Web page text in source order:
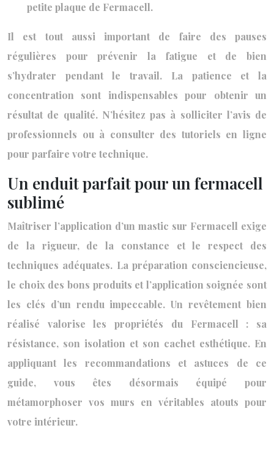
petite plaque de Fermacell.
Il est tout aussi important de faire des pauses
régulières pour prévenir la fatigue et de bien
s’hydrater pendant le travail. La patience et la
concentration sont indispensables pour obtenir un
résultat de qualité. N’hésitez pas à solliciter l’avis de
professionnels ou à consulter des tutoriels en ligne
pour parfaire votre technique.
Un enduit parfait pour un fermacell
sublimé
Maîtriser l’application d’un mastic sur Fermacell exige
de la rigueur, de la constance et le respect des
techniques adéquates. La préparation consciencieuse,
le choix des bons produits et l’application soignée sont
les clés d’un rendu impeccable. Un revêtement bien
réalisé valorise les propriétés du Fermacell : sa
résistance, son isolation et son cachet esthétique. En
appliquant les recommandations et astuces de ce
guide, vous êtes désormais équipé pour
métamorphoser vos murs en véritables atouts pour
votre intérieur.